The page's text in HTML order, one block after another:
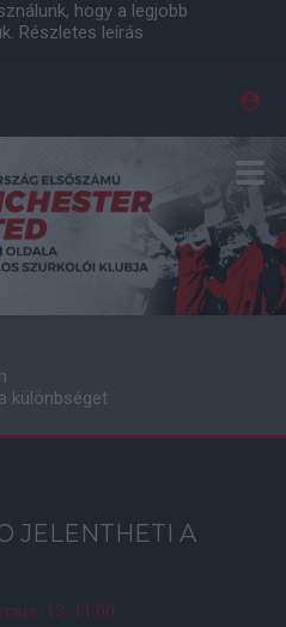
hogy a legjobb
Részletes leírás
különbséget
JELENTHETI A
13. 11:00